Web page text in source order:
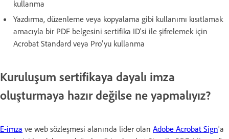
kullanma
Yazdırma, düzenleme veya kopyalama gibi kullanımı kısıtlamak
amacıyla bir PDF belgesini sertifika ID'si ile şifrelemek için
Acrobat Standard veya Pro'yu kullanma
Kuruluşum sertifikaya dayalı imza
oluşturmaya hazır değilse ne yapmalıyız?
E-imza ve web sözleşmesi alanında lider olan Adobe Acrobat Sign'a